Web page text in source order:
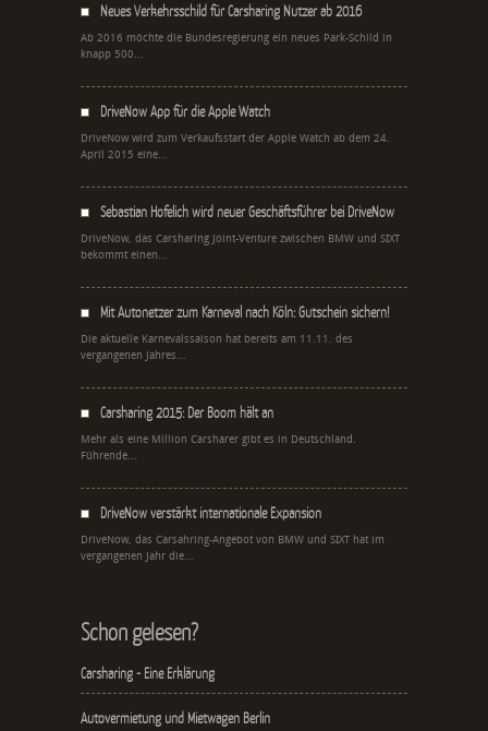
Neues Verkehrsschild für Carsharing Nutzer ab 2016
Ab 2016 möchte die Bundesregierung ein neues Park-Schild in
knapp 500...
DriveNow App für die Apple Watch
DriveNow wird zum Verkaufsstart der Apple Watch ab dem 24.
April 2015 eine...
Sebastian Hofelich wird neuer Geschäftsführer bei DriveNow
DriveNow, das Carsharing Joint-Venture zwischen BMW und SIXT
bekommt einen...
Mit Autonetzer zum Karneval nach Köln: Gutschein sichern!
Die aktuelle Karnevalssaison hat bereits am 11.11. des
vergangenen Jahres...
Carsharing 2015: Der Boom hält an
Mehr als eine Million Carsharer gibt es in Deutschland.
Führende...
DriveNow verstärkt internationale Expansion
DriveNow, das Carsahring-Angebot von BMW und SIXT hat im
vergangenen Jahr die...
Schon gelesen?
Carsharing - Eine Erklärung
Autovermietung und Mietwagen Berlin